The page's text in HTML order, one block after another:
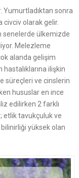
Yumurtladıktan sonra
civciv olarak gelir.
senelerde ülkemizde
Melezleme
alanda gelişim
ilişkin
süreçleri ve cinslerin
hususlar en ince
edilirken 2 farklı
etlik tavukçuluk ve
yüksek olan